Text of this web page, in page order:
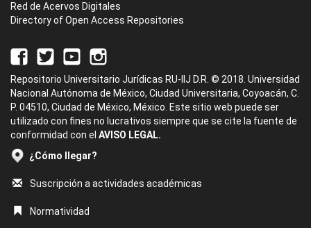
Red de Acervos Digitales
Directory of Open Access Repositories
Repositorio Universitario Jurídicas RU-IIJ D.R. © 2018. Universidad
Nacional Autónoma de México, Ciudad Universitaria, Coyoacán, C.
P. 04510, Ciudad de México, México. Este sitio web puede ser
utilizado con fines no lucrativos siempre que se cite la fuente de
conformidad con el AVISO LEGAL.
¿Cómo llegar?
Suscripción a actividades académicas
Normatividad